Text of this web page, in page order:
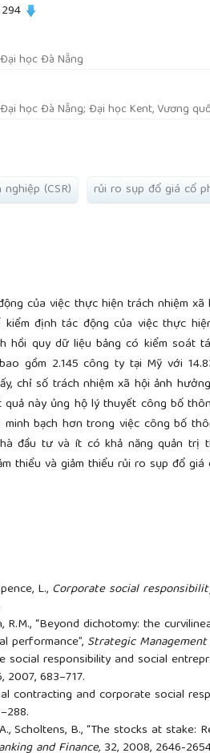
học Đà Nẵng
học Đà Nẵng; Đại học Kent, Vương
(CSR) rủi ro sụp đổ giá cổ
của việc thực hiện trách nhiệm xã
định tác động của việc thực
hồi quy dữ liệu bảng có kiểm soát
gồm 2.145 công ty tại Mỹ với
chỉ số trách nhiệm xã hội ảnh
này ủng hộ lý thuyết công bố
bạch hơn trong việc công bố
đầu tư và ít có khả năng quản trị
thiểu và giảm thiểu rủi ro sụp đổ giá
L., Corporate social
R.M., “Beyond dichotomy: the
performance”, Strategic
social responsibility and social
2007, 683–717.
contracting and corporate social
Scholtens, B., “The stocks at
and Finance, 32, 2008, 2646-